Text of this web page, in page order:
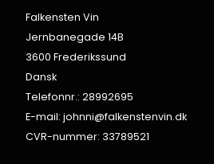
Falkensten Vin
Jernbanegade 14B
3600 Frederikssund
Dansk
Telefonnr.: 28992695
E-mail: johnni@falkenstenvin.dk
CVR-nummer: 33789521